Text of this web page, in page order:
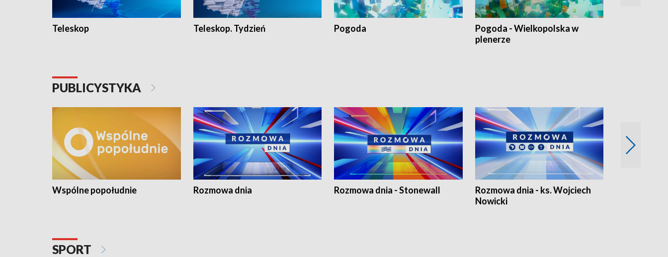
Teleskop Teleskop. Tydzień Pogoda
Pogoda - Wielkopolska w
plenerze
PUBLICYSTYKA
Wspólne popołudnie Rozmowa dnia Rozmowa dnia - Stonewall
Rozmowa dnia - ks. Wojciech
Nowicki
SPORT